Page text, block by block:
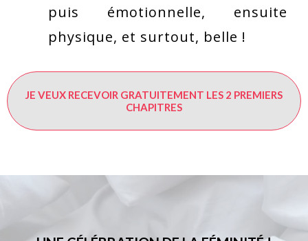
puis émotionnelle, ensuite
physique, et surtout, belle !
JE VEUX RECEVOIR GRATUITEMENT LES 2 PREMIERS
CHAPITRES